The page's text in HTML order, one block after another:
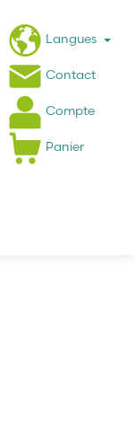
Langues
Contact
Compte
Panier